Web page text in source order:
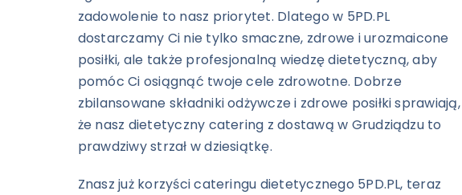
zadowolenie to nasz priorytet. Dlatego w 5PD.PL
dostarczamy Ci nie tylko smaczne, zdrowe i urozmaicone
posiłki, ale także profesjonalną wiedzę dietetyczną, aby
pomóc Ci osiągnąć twoje cele zdrowotne. Dobrze
zbilansowane składniki odżywcze i zdrowe posiłki sprawiają,
że nasz dietetyczny catering z dostawą w Grudziądzu to
prawdziwy strzał w dziesiątkę.
Znasz już korzyści cateringu dietetycznego 5PD.PL, teraz